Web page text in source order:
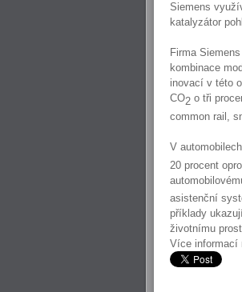
Siemens
katalyzátor
Firma
kombinace
inovací v této
CO2 o tři
common rail,
V
20 procent
asistenční
příklady
životnímu
Více informací